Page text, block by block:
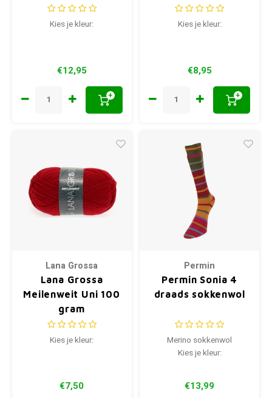
Kies je kleur:
€12,95
+
Kies je kleur:
€8,95
+
Lana Grossa
Lana Grossa
Meilenweit Uni 100
gram
Kies je kleur:
€7,50
Permin
Permin Sonia 4
draads sokkenwol
Merino sokkenwol
Kies je kleur:
€13,99